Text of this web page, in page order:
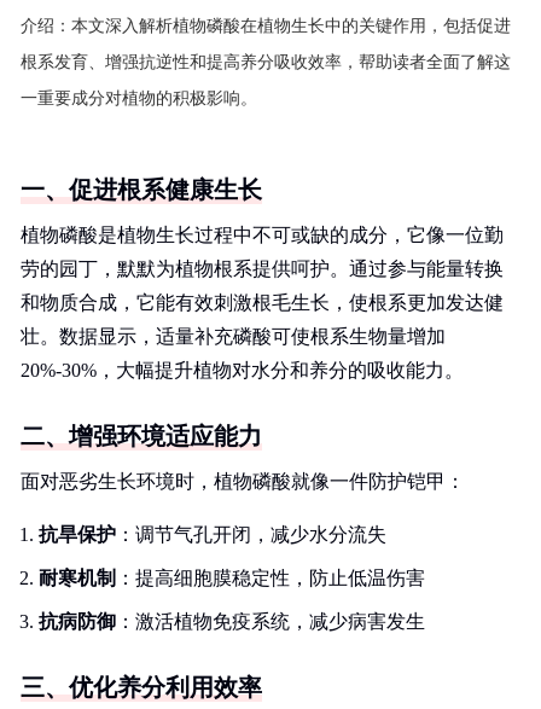
介绍： 本文深入解析植物磷酸在植物生长中的关键作用，包括促进
根系发育、增强抗逆性和提高养分吸收效率，帮助读者全面了解这
一重要成分对植物的积极影响。
一、促进根系健康生长
植物磷酸是植物生长过程中不可或缺的成分，它像一位勤
劳的园丁，默默为植物根系提供呵护。通过参与能量转换
和物质合成，它能有效刺激根毛生长，使根系更加发达健
壮。数据显示，适量补充磷酸可使根系生物量增加
20%-30%，大幅提升植物对水分和养分的吸收能力。
二、增强环境适应能力
面对恶劣生长环境时，植物磷酸就像一件防护铠甲：
抗旱保护 ：调节气孔开闭，减少水分流失
耐寒机制 ：提高细胞膜稳定性，防止低温伤害
抗病防御 ：激活植物免疫系统，减少病害发生
三、优化养分利用效率